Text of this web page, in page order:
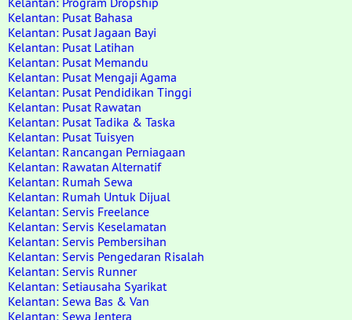
Kelantan: Pusat Bahasa
Kelantan: Pusat Jagaan Bayi
Kelantan: Pusat Latihan
Kelantan: Pusat Memandu
Kelantan: Pusat Mengaji Agama
Kelantan: Pusat Pendidikan Tinggi
Kelantan: Pusat Rawatan
Kelantan: Pusat Tadika & Taska
Kelantan: Pusat Tuisyen
Kelantan: Rancangan Perniagaan
Kelantan: Rawatan Alternatif
Kelantan: Rumah Sewa
Kelantan: Rumah Untuk Dijual
Kelantan: Servis Freelance
Kelantan: Servis Keselamatan
Kelantan: Servis Pembersihan
Kelantan: Servis Pengedaran Risalah
Kelantan: Servis Runner
Kelantan: Setiausaha Syarikat
Kelantan: Sewa Bas & Van
Kelantan: Sewa Jentera